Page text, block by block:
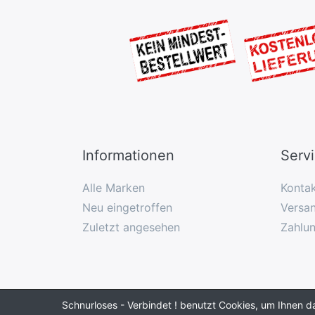
Informationen
Alle Marken
Neu eingetroffen
Zuletzt angesehen
Schnurloses - Verbindet ! benutzt Cookies, um Ihnen